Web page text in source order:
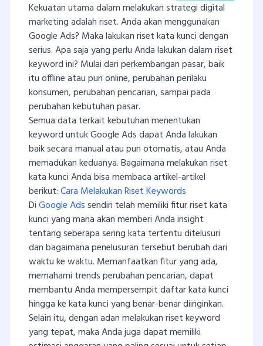
Kekuatan utama dalam melakukan strategi digital
marketing adalah riset. Anda akan menggunakan
Google Ads? Maka lakukan riset kata kunci dengan
serius. Apa saja yang perlu Anda lakukan dalam riset
keyword ini? Mulai dari perkembangan pasar, baik
itu offline atau pun online, perubahan perilaku
konsumen, perubahan pencarian, sampai pada
perubahan kebutuhan pasar.
Semua data terkait kebutuhan menentukan
keyword untuk Google Ads dapat Anda lakukan
baik secara manual atau pun otomatis, atau Anda
memadukan keduanya. Bagaimana melakukan riset
kata kunci Anda bisa membaca artikel-artikel
berikut:Cara Melakukan Riset Keywords
DiGoogle Adssendiri telah memiliki fitur riset kata
kunci yang mana akan memberi Anda insight
tentang seberapa sering kata tertentu ditelusuri
dan bagaimana penelusuran tersebut berubah dari
waktu ke waktu. Memanfaatkan fitur yang ada,
memahami trends perubahan pencarian, dapat
membantu Anda mempersempit daftar kata kunci
hingga ke kata kunci yang benar-benar diinginkan.
Selain itu, dengan adan melakukan riset keyword
yang tepat, maka Anda juga dapat memiliki